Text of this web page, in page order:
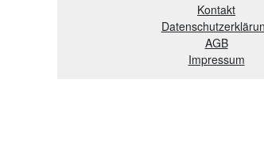
Kontakt
AGB
Impressum